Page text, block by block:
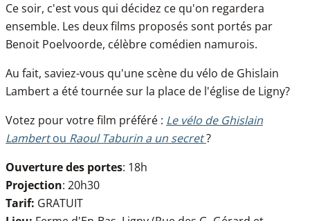
Ce soir, c'est vous qui décidez ce qu'on regardera
ensemble. Les deux films proposés sont portés par
Benoit Poelvoorde, célèbre comédien namurois.
Au fait, saviez-vous qu'une scène du vélo de Ghislain
Lambert a été tournée sur la place de l'église de Ligny?
Votez pour votre film préféré : Le vélo de Ghislain
Lambertou Raoul Taburin a un secret?
Ouverture des portes: 18h
Projection: 20h30
Tarif: GRATUIT